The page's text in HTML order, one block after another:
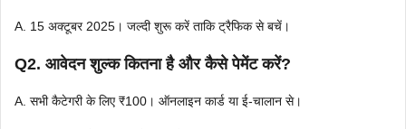
A. 15 अक्टूबर 2025। जल्दी शुरू करें ताकि ट्रैफिक से बचें।
Q2. आवेदन शुल्क कितना है और कैसे पेमेंट करें?
A. सभी कैटेगरी के लिए ₹100। ऑनलाइन कार्ड या ई-चालान से।